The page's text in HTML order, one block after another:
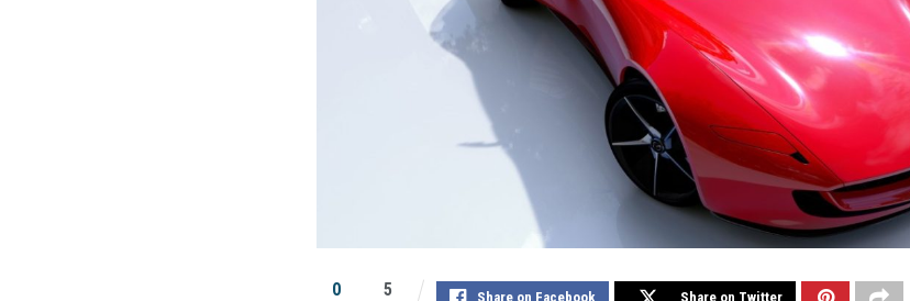
0 5 Share on Facebook Share on Twitter